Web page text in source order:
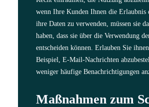
wenn Ihre Kunden Ihnen die Erlaubnis
ihre Daten zu verwenden, müssen sie
haben, dass sie über die Verwendung
entscheiden können. Erlauben Sie
Beispiel, E-Mail-Nachrichten
weniger häufige Benachrichtigungen
Maßnahmen zum